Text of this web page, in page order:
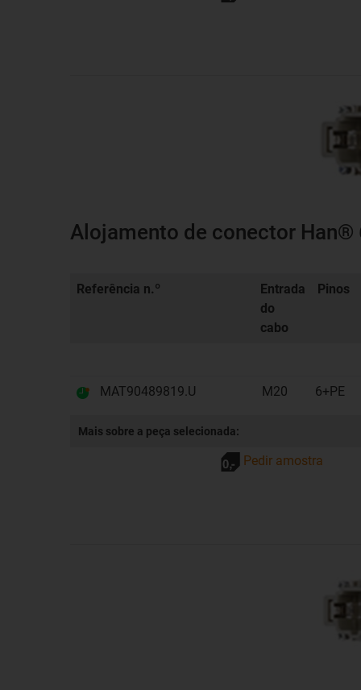
Alojamento de conector Han®
Referência n.º
Entrada
do
cabo
Pinos
MAT90489819.U M20 6+PE
Mais sobre a peça selecionada:
Pedir amostra